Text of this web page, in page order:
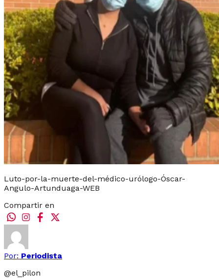
Luto-por-la-muerte-del-médico-urólogo-Óscar-
Angulo-Artunduaga-WEB
Compartir en
Por: Periodista
@el_pilon